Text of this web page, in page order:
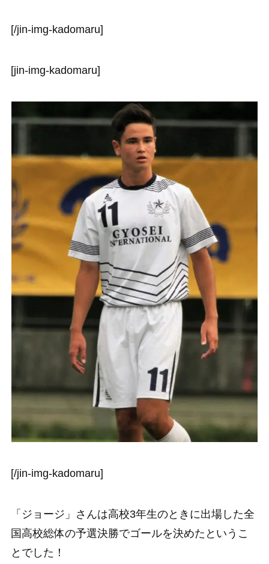
[/jin-img-kadomaru]
[jin-img-kadomaru]
[/jin-img-kadomaru]
「ジョージ」さんは高校3年生のときに出場した全
国高校総体の予選決勝でゴールを決めたというこ
とでした！